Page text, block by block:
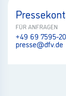
FÜR ANFRAGEN
+49 69 7595-
presse@dfv.de